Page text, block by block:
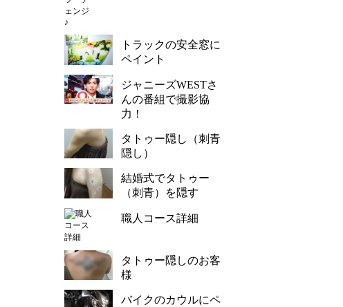
トラックの安全窓に
ペイント
ジャニーズWESTさ
んの番組で撮影協
力！
タトゥー隠し（刺青
隠し）
結婚式でタトゥー
（刺青）を隠す
職人コース詳細
タトゥー隠しのお客
様
バイクのカウルにペ